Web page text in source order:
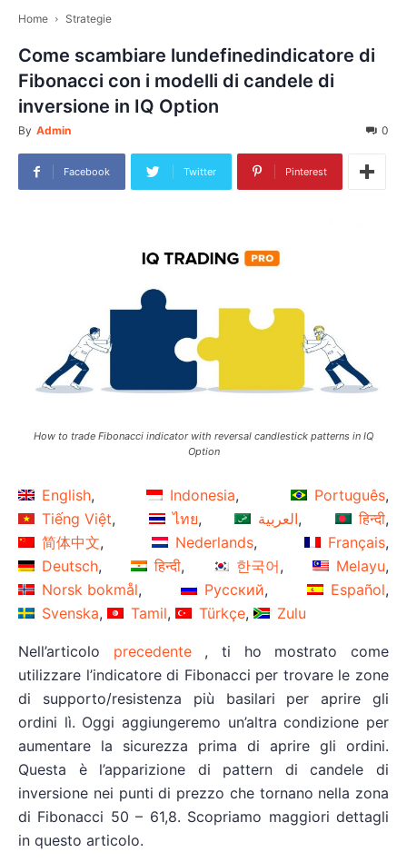
Home Strategie
Come scambiare lundefinedindicatore di
Fibonacci con i modelli di candele di
inversione in IQ Option
By Admin 0
Facebook Twitter Pinterest
How to trade Fibonacci indicator with reversal candlestick patterns in IQ
Option
English Indonesia
Português
Tiếng Việt
ไทย العربية
हिन्दी
简体中文
Nederlands
Français
Deutsch
हिन्दी 한국어
Melayu
Norsk bokmål
Русский
Español
Svenska
Tamil Türkçe Zulu
Nell’articolo precedente, ti ho mostrato come
utilizzare l’indicatore di Fibonacci per trovare le zone
di supporto/resistenza più basilari per aprire gli
ordini lì. Oggi aggiungeremo un’altra condizione per
aumentare la sicurezza prima di aprire gli ordini.
Questa è l’apparizione di pattern di candele di
inversione nei punti di prezzo che tornano nella zona
di Fibonacci 50 – 61,8. Scopriamo maggiori dettagli
in questo articolo.